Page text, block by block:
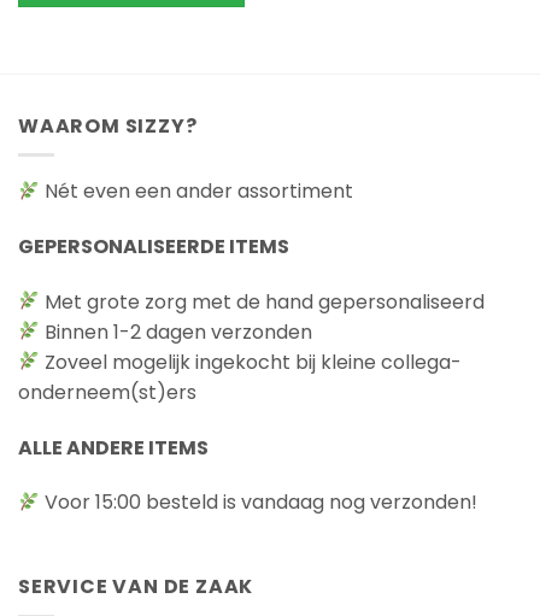
kan
worden
op
productpagina
WAAROM SIZZY?
Nét even een ander assortiment
GEPERSONALISEERDE ITEMS
Met grote zorg met de hand gepersonaliseerd
Binnen 1-2 dagen verzonden
Zoveel mogelijk ingekocht bij kleine collega-
onderneem(st)ers
ALLE ANDERE ITEMS
Voor 15:00 besteld is vandaag nog verzonden!
SERVICE VAN DE ZAAK